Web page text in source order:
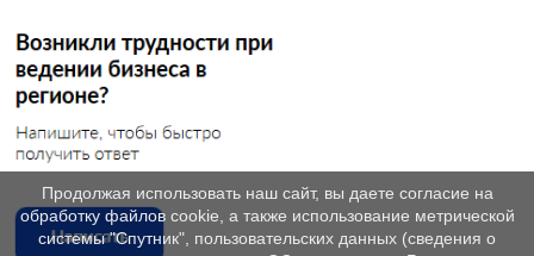
Продолжая использовать наш сайт, вы даете согласие на
обработку файлов cookie, а также использование метрической
системы "Спутник", пользовательских данных (сведения о